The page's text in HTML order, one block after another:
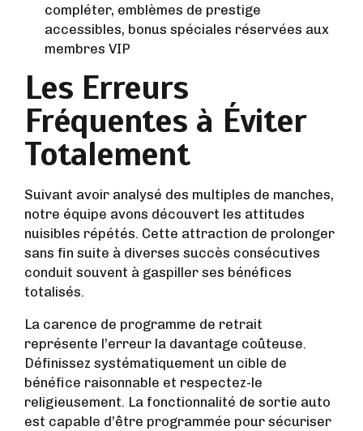
compléter, emblèmes de prestige
accessibles, bonus spéciales réservées aux
membres VIP
Les Erreurs
Fréquentes à Éviter
Totalement
Suivant avoir analysé des multiples de manches,
notre équipe avons découvert les attitudes
nuisibles répétés. Cette attraction de prolonger
sans fin suite à diverses succès consécutives
conduit souvent à gaspiller ses bénéfices
totalisés.
La carence de programme de retrait
représente l’erreur la davantage coûteuse.
Définissez systématiquement un cible de
bénéfice raisonnable et respectez-le
religieusement. La fonctionnalité de sortie auto
est capable d’être programmée pour sécuriser